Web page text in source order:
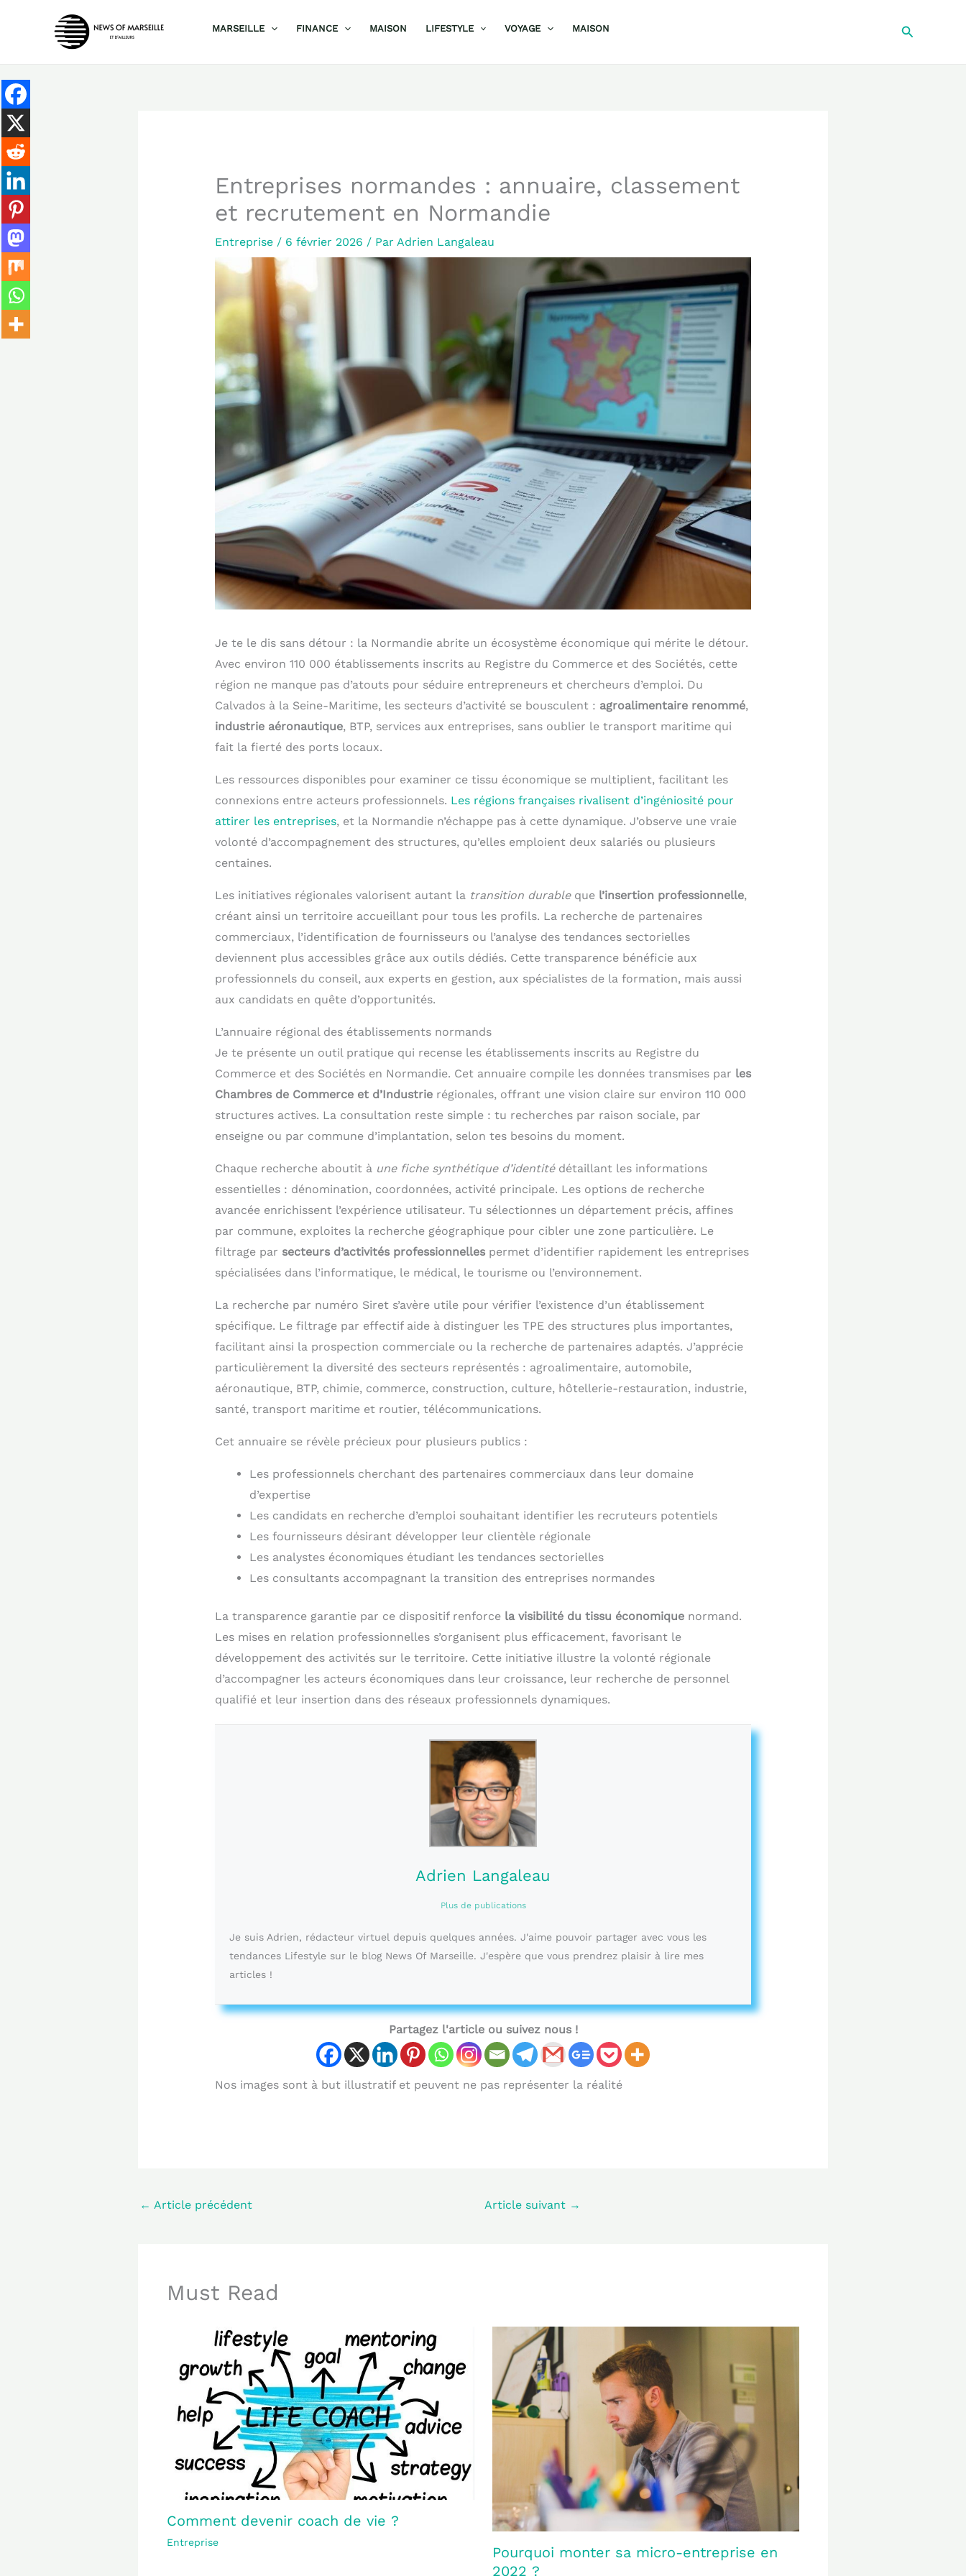
MARSEILLE FINANCE MAISON LIFESTYLE VOYAGE MAISON
Entreprises normandes : annuaire, classement
et recrutement en Normandie
Entreprise/ 6 février 2026 / Par Adrien Langaleau
Je te le dis sans détour : la Normandie abrite un écosystème économique qui mérite le détour.
Avec environ 110 000 établissements inscrits au Registre du Commerce et des Sociétés, cette
région ne manque pas d’atouts pour séduire entrepreneurs et chercheurs d’emploi. Du
Calvados à la Seine-Maritime, les secteurs d’activité se bousculent : agroalimentaire renommé,
industrie aéronautique, BTP, services aux entreprises, sans oublier le transport maritime qui
fait la fierté des ports locaux.
Les ressources disponibles pour examiner ce tissu économique se multiplient, facilitant les
connexions entre acteurs professionnels. Les régions françaises rivalisent d’ingéniosité pour
attirer les entreprises, et la Normandie n’échappe pas à cette dynamique. J’observe une vraie
volonté d’accompagnement des structures, qu’elles emploient deux salariés ou plusieurs
centaines.
Les initiatives régionales valorisent autant la transition durableque l’insertion professionnelle,
créant ainsi un territoire accueillant pour tous les profils. La recherche de partenaires
commerciaux, l’identification de fournisseurs ou l’analyse des tendances sectorielles
deviennent plus accessibles grâce aux outils dédiés. Cette transparence bénéficie aux
professionnels du conseil, aux experts en gestion, aux spécialistes de la formation, mais aussi
aux candidats en quête d’opportunités.
L’annuaire régional des établissements normands
Je te présente un outil pratique qui recense les établissements inscrits au Registre du
Commerce et des Sociétés en Normandie. Cet annuaire compile les données transmises par les
Chambres de Commerce et d’Industrierégionales, offrant une vision claire sur environ 110 000
structures actives. La consultation reste simple : tu recherches par raison sociale, par
enseigne ou par commune d’implantation, selon tes besoins du moment.
Chaque recherche aboutit à une fiche synthétique d’identitédétaillant les informations
essentielles : dénomination, coordonnées, activité principale. Les options de recherche
avancée enrichissent l’expérience utilisateur. Tu sélectionnes un département précis, affines
par commune, exploites la recherche géographique pour cibler une zone particulière. Le
filtrage par secteurs d’activités professionnellespermet d’identifier rapidement les entreprises
spécialisées dans l’informatique, le médical, le tourisme ou l’environnement.
La recherche par numéro Siret s’avère utile pour vérifier l’existence d’un établissement
spécifique. Le filtrage par effectif aide à distinguer les TPE des structures plus importantes,
facilitant ainsi la prospection commerciale ou la recherche de partenaires adaptés. J’apprécie
particulièrement la diversité des secteurs représentés : agroalimentaire, automobile,
aéronautique, BTP, chimie, commerce, construction, culture, hôtellerie-restauration, industrie,
santé, transport maritime et routier, télécommunications.
Cet annuaire se révèle précieux pour plusieurs publics :
Les professionnels cherchant des partenaires commerciaux dans leur domaine
d’expertise
Les candidats en recherche d’emploi souhaitant identifier les recruteurs potentiels
Les fournisseurs désirant développer leur clientèle régionale
Les analystes économiques étudiant les tendances sectorielles
Les consultants accompagnant la transition des entreprises normandes
La transparence garantie par ce dispositif renforce la visibilité du tissu économiquenormand.
Les mises en relation professionnelles s’organisent plus efficacement, favorisant le
développement des activités sur le territoire. Cette initiative illustre la volonté régionale
d’accompagner les acteurs économiques dans leur croissance, leur recherche de personnel
qualifié et leur insertion dans des réseaux professionnels dynamiques.
Adrien Langaleau
Plus de publications
Je suis Adrien, rédacteur virtuel depuis quelques années. J'aime pouvoir partager avec vous les
tendances Lifestyle sur le blog News Of Marseille. J'espère que vous prendrez plaisir à lire mes
articles !
Partagez l'article ou suivez nous !
Nos images sont à but illustratif et peuvent ne pas représenter la réalité
← Article précédent Article suivant →
Must Read
Comment devenir coach de vie ?
Entreprise
Pourquoi monter sa micro-entreprise en
2022 ?